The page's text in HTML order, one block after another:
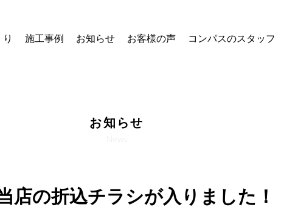
施工事例 お知らせ お客様の声 コンパスのスタッフ
お知らせ
店の折込チラシが入りました！